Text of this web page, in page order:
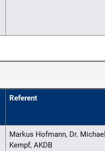
Referent
Markus Hofmann, Dr.
Kempf, AKDB